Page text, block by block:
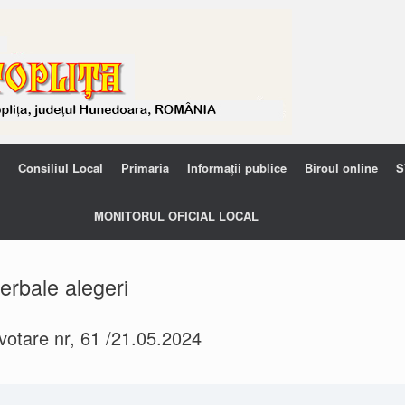
Consiliul Local Primaria Informații publice Biroul online
MONITORUL OFICIAL LOCAL
alegeri
nr, 61 /21.05.2024